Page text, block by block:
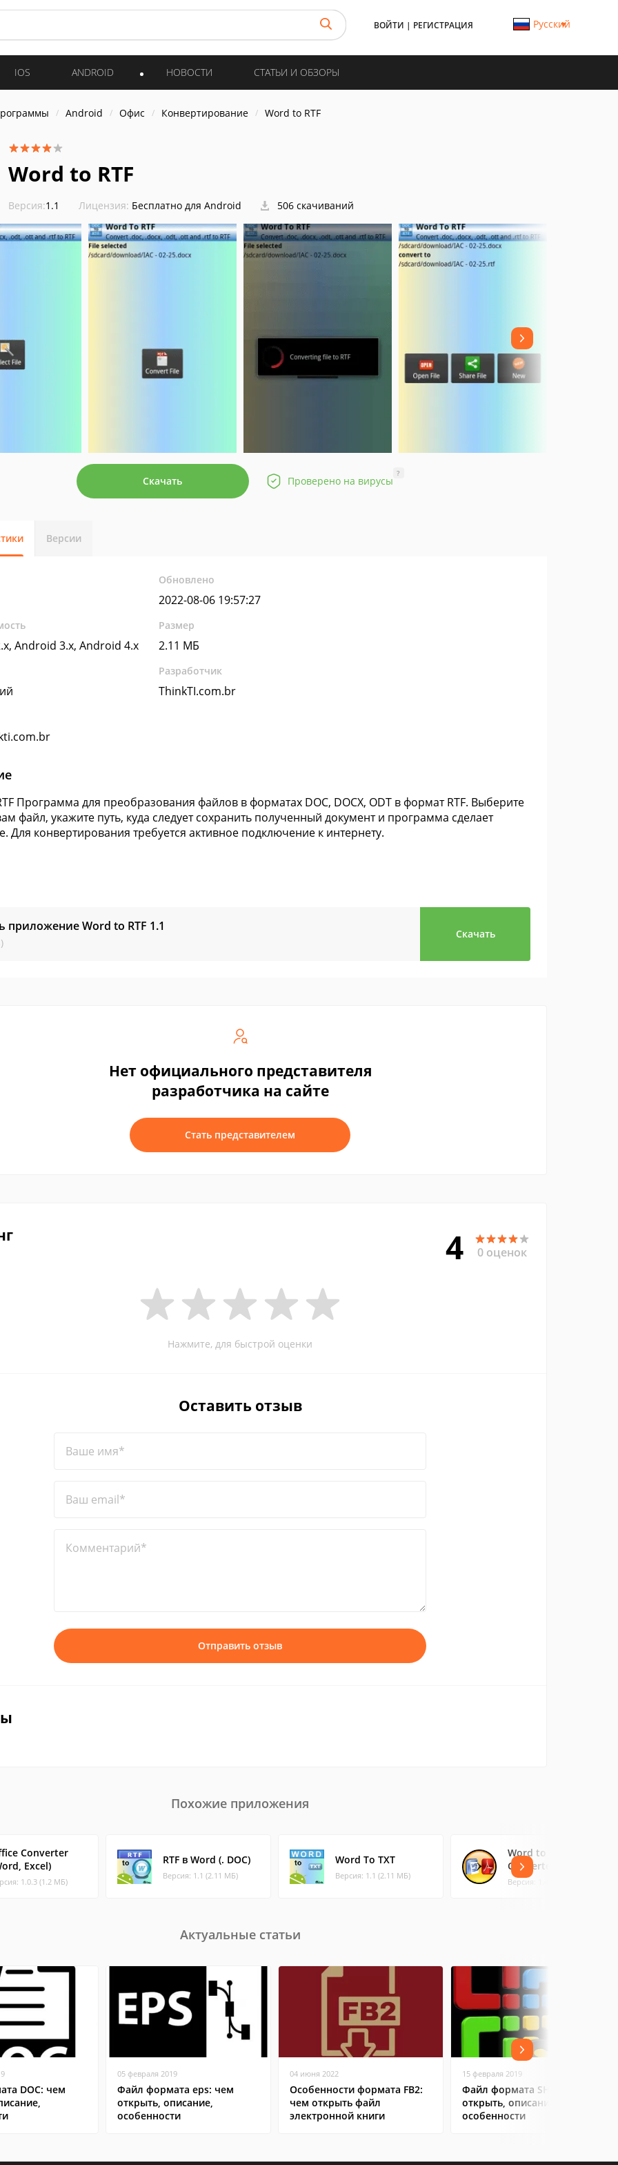
ВОЙТИ | РЕГИСТРАЦИЯ Русский
IOS ANDROID НОВОСТИ СТАТЬИ И ОБЗОРЫ
Android Офис Конвертирование Word to RTF
Word to RTF
Версия:1.1 Лицензия: Бесплатно для Android 506 скачиваний
Скачать Проверено на вирусы
?
Версии
Обновлено
2022-08-06 19:57:27
Android 3.x, Android 4.x
Размер
2.11 МБ
Разработчик
ThinkTI.com.br
Программа для преобразования файлов в форматах DOC, DOCX, ODT в формат RTF. Выберите
файл, укажите путь, куда следует сохранить полученный документ и программа сделает
Для конвертирования требуется активное подключение к интернету.
приложение Word to RTF 1.1
Скачать
Нет официального представителя
разработчика на сайте
Стать представителем
4 0 оценок
Нажмите, для быстрой оценки
Оставить отзыв
Ваше имя*
Ваш email*
Комментарий*
Отправить отзыв
Похожие приложения
Converter
Excel)
1.0.3 (1.2 МБ)
RTF в Word (. DOC)
Версия: 1.1 (2.11 МБ)
Word To TXT
Версия: 1.1 (2.11 МБ)
Word to PDF
Converter
Версия: 1.4 (0.47 МБ)
Актуальные статьи
DOC: чем
05 февраля 2019
Файл формата eps: чем
открыть, описание,
особенности
04 июня 2022
Особенности формата FB2:
чем открыть файл
электронной книги
15 февраля 2019
Файл формата SHS: чем
открыть, описание,
особенности